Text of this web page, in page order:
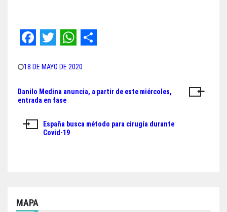
a
c
e
b
o
w
i
t
t
e
h
a
t
s
A
h
a
e
18 DE MAYO DE 2020
Navegación
entradas
Danilo Medina anuncia, a partir de este miércoles,
entrada en fase
España busca método para cirugía durante
Covid-19
MAPA